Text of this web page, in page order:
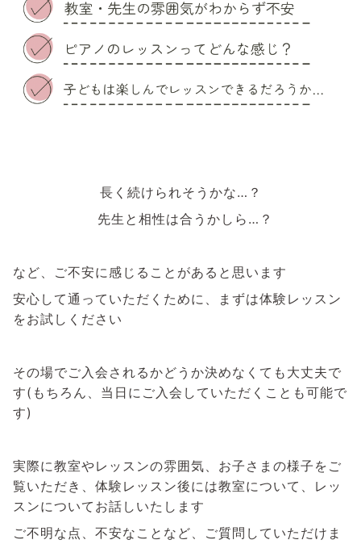
長く続けられそうかな…？
先生と相性は合うかしら…？
など、ご不安に感じることがあると思います
安心して通っていただくために、まずは体験レッスン
をお試しください
その場でご入会されるかどうか決めなくても大丈夫で
す(もちろん、当日にご入会していただくことも可能で
す)
実際に教室やレッスンの雰囲気、お子さまの様子をご
覧いただき、体験レッスン後には教室について、レッ
スンについてお話しいたします
ご不明な点、不安なことなど、ご質問していただけま